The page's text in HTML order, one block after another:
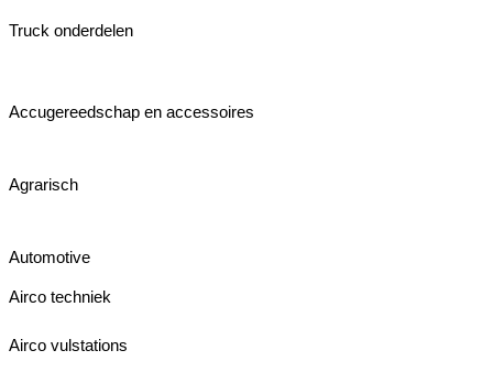
Truck onderdelen
Accugereedschap en accessoires
Agrarisch
Automotive
Airco techniek
Airco vulstations